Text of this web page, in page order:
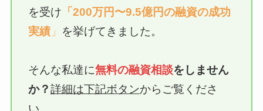
を受け 「200万円〜9.5億円の融資の成功
実績 」 を挙げてきました。
そんな私達に無料の融資相談をしません
か？詳細は下記ボタンからご覧くださ
い。